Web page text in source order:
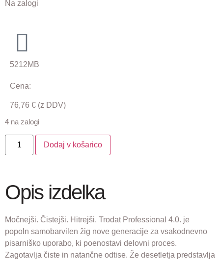
Na zalogi
5212MB
Cena:
76,76 € (z DDV)
4 na zalogi
Dodaj v košarico
Opis izdelka
Močnejši. Čistejši. Hitrejši. Trodat Professional 4.0. je
popoln samobarvilen žig nove generacije za vsakodnevno
pisarniško uporabo, ki poenostavi delovni proces.
Zagotavlja čiste in natančne odtise. Že desetletja predstavlja